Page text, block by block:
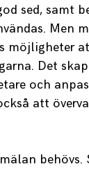
sed, samt
Men
möjligheter
Det
och
att
behövs.